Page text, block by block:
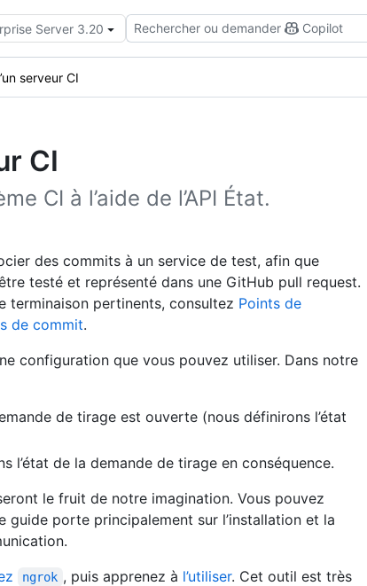
Server 3.20 Rechercher ou demander Copilot
serveur CI
CI
CI à l’aide de l’API État.
des commits à un service de test, afin que
testé et représenté dans une GitHub pull request.
terminaison pertinents, consultez Points de
de commit.
configuration que vous pouvez utiliser. Dans notre
de tirage est ouverte (nous définirons l’état
l’état de la demande de tirage en conséquence.
le fruit de notre imagination. Vous pouvez
guide porte principalement sur l’installation et la
ngrok , puis apprenez à l’utiliser. Cet outil est très